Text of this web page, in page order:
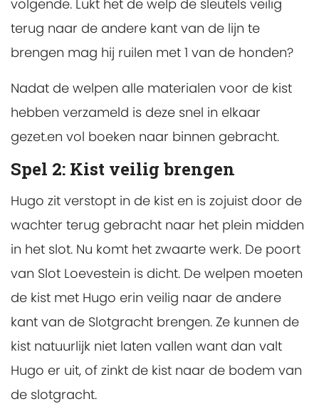
volgende. Lukt het de welp de sleutels veilig
terug naar de andere kant van de lijn te
brengen mag hij ruilen met 1 van de honden?
Nadat de welpen alle materialen voor de kist
hebben verzameld is deze snel in elkaar
gezet.en vol boeken naar binnen gebracht.
Spel 2: Kist veilig brengen
Hugo zit verstopt in de kist en is zojuist door de
wachter terug gebracht naar het plein midden
in het slot. Nu komt het zwaarte werk. De poort
van Slot Loevestein is dicht. De welpen moeten
de kist met Hugo erin veilig naar de andere
kant van de Slotgracht brengen. Ze kunnen de
kist natuurlijk niet laten vallen want dan valt
Hugo er uit, of zinkt de kist naar de bodem van
de slotgracht.